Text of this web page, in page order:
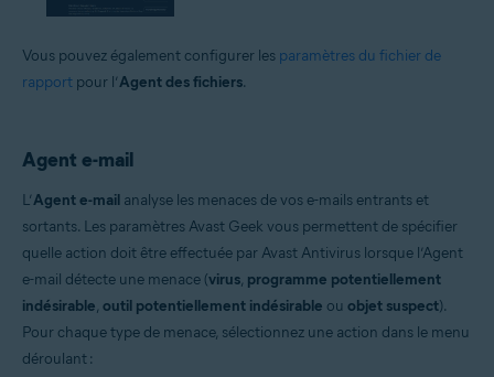
Vous pouvez également configurer les paramètres du fichier de
rapport pour l’Agent des fichiers.
Agent e-mail
L’Agent e-mail analyse les menaces de vos e-mails entrants et
sortants. Les paramètres Avast Geek vous permettent de spécifier
quelle action doit être effectuée par Avast Antivirus lorsque l’Agent
e-mail détecte une menace (virus, programme potentiellement
indésirable, outil potentiellement indésirable ou objet suspect).
Pour chaque type de menace, sélectionnez une action dans le menu
déroulant :